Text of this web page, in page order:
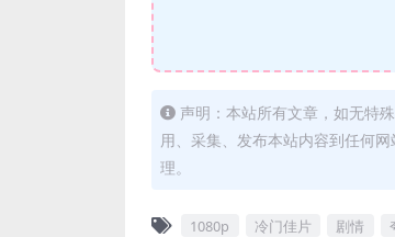
声明：本站所有文章，如无特
用、采集、发布本站内容到任何
理。
1080p 冷门佳片 剧情